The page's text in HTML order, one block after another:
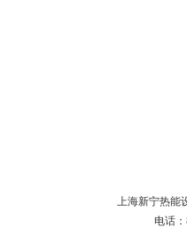
上海新宁热能
电话